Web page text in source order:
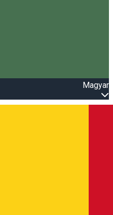
Magyar